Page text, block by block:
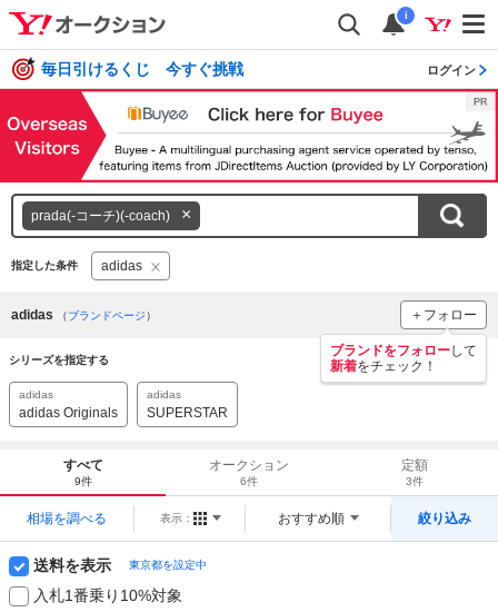
i
毎日引けるくじ 今すぐ挑戦 ログイン
prada(-コーチ)(-coach)
ー
ド
を
消
す
指定した条件 adidas
adidas （ブランドページ） ＋フォロー
ブランドをフォローして
新着をチェック！
シリーズを指定する
adidas
adidas Originals
adidas
SUPERSTAR
すべて
9件
オークション
6件
定額
3件
相場を調べる 表示： おすすめ順 絞り込み
送料を表示 東京都を設定中
入札1番乗り10%対象